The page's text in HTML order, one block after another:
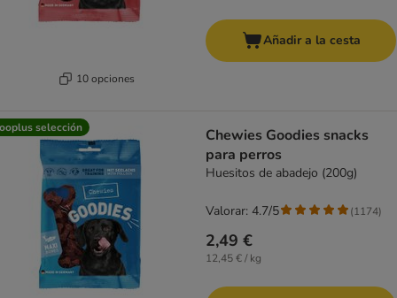
10 opciones
Añadir a la cesta
selección
Chewies Goodies snacks
para perros
Huesitos de abadejo (200g)
2,49 €
12,45 € / kg
Valorar: 4.7/5 (1174)